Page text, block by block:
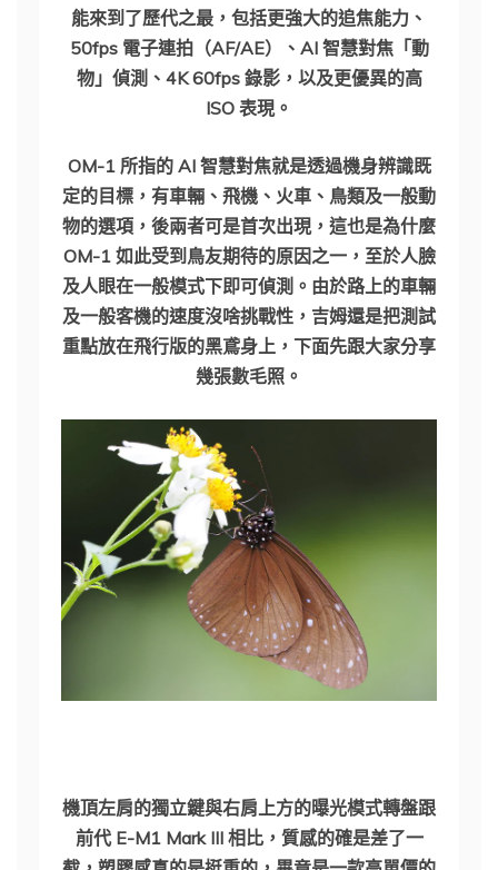
能來到了歷代之最，包括更強大的追焦能力、
50fps 電子連拍（AF/AE）、AI 智慧對焦「動
物」偵測、4K 60fps 錄影，以及更優異的高
ISO 表現。
OM-1 所指的 AI 智慧對焦就是透過機身辨識既
定的目標，有車輛、飛機、火車、鳥類及一般動
物的選項，後兩者可是首次出現，這也是為什麼
OM-1 如此受到鳥友期待的原因之一，至於人臉
及人眼在一般模式下即可偵測。由於路上的車輛
及一般客機的速度沒啥挑戰性，吉姆還是把測試
重點放在飛行版的黑鳶身上，下面先跟大家分享
幾張數毛照。
機頂左肩的獨立鍵與右肩上方的曝光模式轉盤跟
前代 E-M1 Mark III 相比，質感的確是差了一